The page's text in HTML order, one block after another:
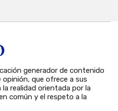
generador de contenido
que ofrece a sus
realidad orientada por la
común y el respeto a la